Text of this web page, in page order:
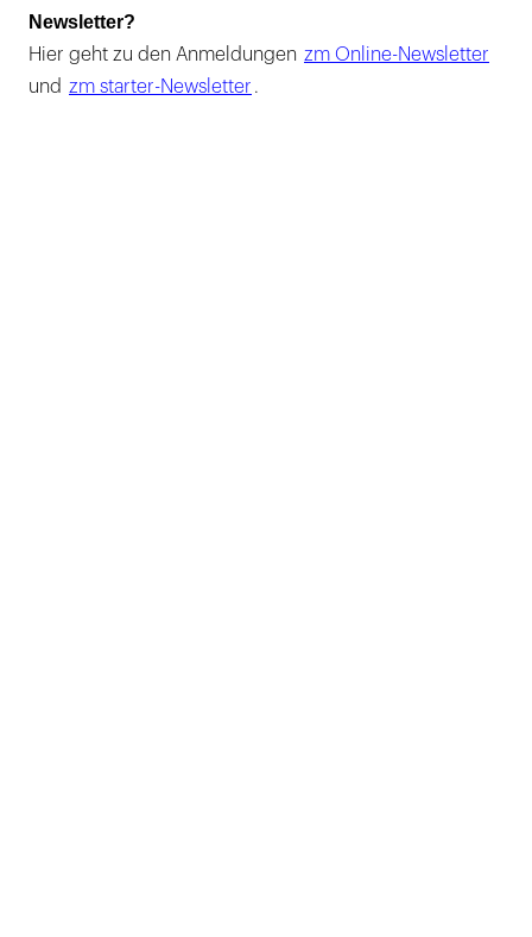
Newsletter?
Hier geht zu den Anmeldungen zm Online-Newsletter
und zm starter-Newsletter .